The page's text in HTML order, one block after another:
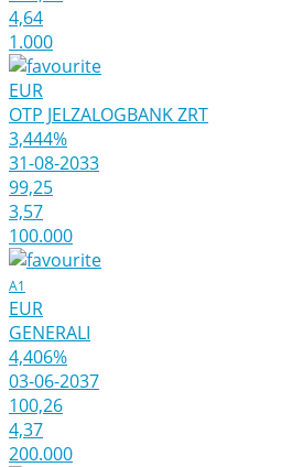
4,64
1.000
EUR
OTP JELZALOGBANK ZRT
3,444%
31-08-2033
99,25
3,57
100.000
A1
EUR
GENERALI
4,406%
03-06-2037
100,26
4,37
200.000